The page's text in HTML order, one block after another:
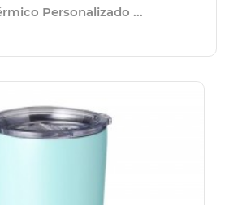
Personalizado ...